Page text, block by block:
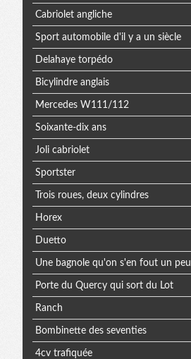
Cabriolet angliche
Sport automobile d'il y a un siècle
Delahaye torpédo
Bicylindre anglais
Mercedes W111/112
Soixante-dix ans
Joli cabriolet
Sportster
Trois roues, deux cylindres
Horex
Duetto
Une bagnole qu'on s'en fout un peu
Porte du Quercy qui sort du Lot
Ranch
Bombinette des seventies
4cv trafiquée